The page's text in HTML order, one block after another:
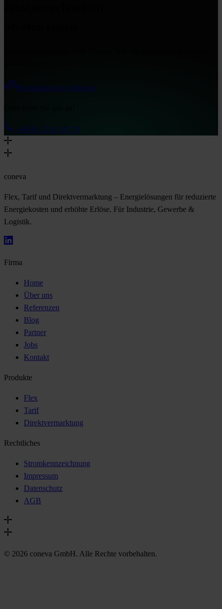
Potentialanalyse anfragen
+49 89 / 210 195 70
coneva
Flex, Tarif und Direktvermarktung – Energielösungen für reduzierte
Energiekosten und erhöhte Erlöse. Für Industrie, Gewerbe &
Logistik.
Firma
Home
Über uns
Referenzen
Blog
Partner
Jobs
Kontakt
Produkte
Flex
Tarif
Direktvermarktung
Rechtliches
Stromkennzeichnung
Impressum
Datenschutz
AGB
© 2026 coneva GmbH. Alle Rechte vorbehalten.